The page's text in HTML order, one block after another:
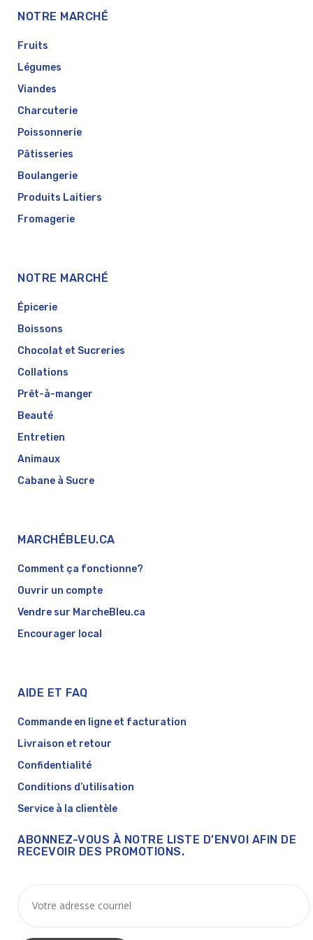
NOTRE MARCHÉ
Fruits
Légumes
Viandes
Charcuterie
Poissonnerie
Pâtisseries
Boulangerie
Produits Laitiers
Fromagerie
NOTRE MARCHÉ
Épicerie
Boissons
Chocolat et Sucreries
Collations
Prêt-à-manger
Beauté
Entretien
Animaux
Cabane à Sucre
MARCHÉBLEU.CA
Comment ça fonctionne?
Ouvrir un compte
Vendre sur MarcheBleu.ca
Encourager local
AIDE ET FAQ
Commande en ligne et facturation
Livraison et retour
Confidentialité
Conditions d’utilisation
Service à la clientèle
ABONNEZ-VOUS À NOTRE LISTE D’ENVOI AFIN DE
RECEVOIR DES PROMOTIONS.